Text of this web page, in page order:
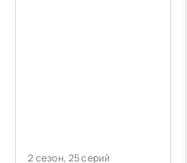
2 сезон, 25 серий